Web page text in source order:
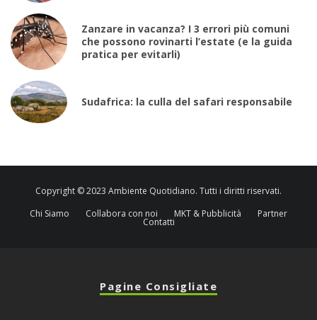
Zanzare in vacanza? I 3 errori più comuni
che possono rovinarti l’estate (e la guida
pratica per evitarli)
Sudafrica: la culla del safari responsabile
Copyright © 2023 Ambiente Quotidiano. Tutti i diritti riservati.
Chi Siamo
Collabora con noi MKT & Pubblicità Partner
Contatti
Pagine Consigliate